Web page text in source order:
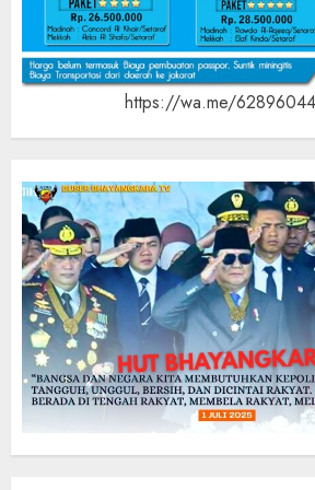
https://wa.me/